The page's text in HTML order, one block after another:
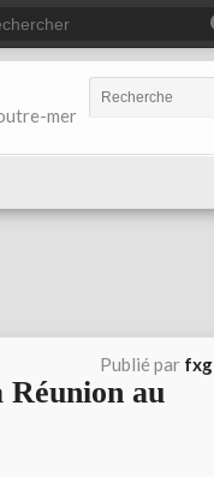
mer
Publié par fxg
Réunion au